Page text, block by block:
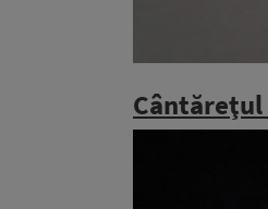
Cântăreţul